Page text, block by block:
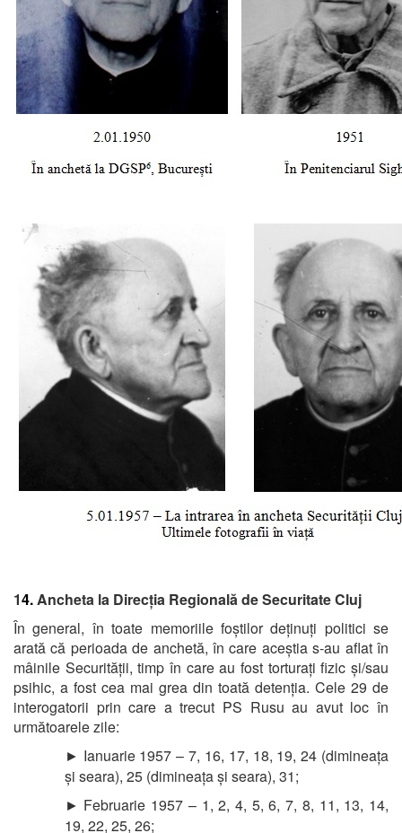
14. Ancheta la Direcția Regională de Securitate Cluj
În general, în toate memoriile foștilor deținuți politici se
arată că perioada de anchetă, în care aceștia s-au aflat în
mâinile Securității, timp în care au fost torturați fizic și/sau
psihic, a fost cea mai grea din toată detenția. Cele 29 de
interogatorii prin care a trecut PS Rusu au avut loc în
următoarele zile:
► Ianuarie 1957 – 7, 16, 17, 18, 19, 24 (dimineața
și seara), 25 (dimineața și seara), 31;
► Februarie 1957 – 1, 2, 4, 5, 6, 7, 8, 11, 13, 14,
19, 22, 25, 26;